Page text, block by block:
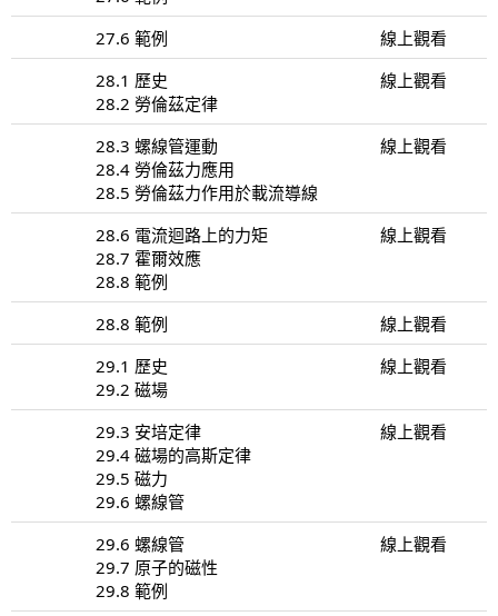
27.6 範例
線上觀看
28.1 歷史
28.2 勞倫茲定律
線上觀看
28.3 螺線管運動
28.4 勞倫茲力應用
28.5 勞倫茲力作用於載流導線
線上觀看
28.6 電流迴路上的力矩
28.7 霍爾效應
28.8 範例
線上觀看
28.8 範例
線上觀看
29.1 歷史
29.2 磁場
線上觀看
29.3 安培定律
29.4 磁場的高斯定律
29.5 磁力
29.6 螺線管
線上觀看
29.6 螺線管
29.7 原子的磁性
29.8 範例
線上觀看